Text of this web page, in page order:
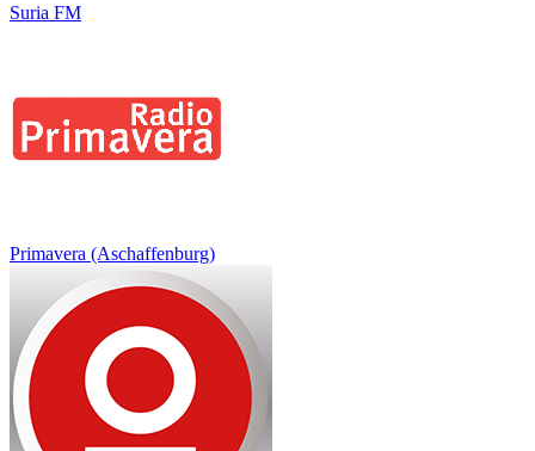
Suria FM
Primavera (Aschaffenburg)